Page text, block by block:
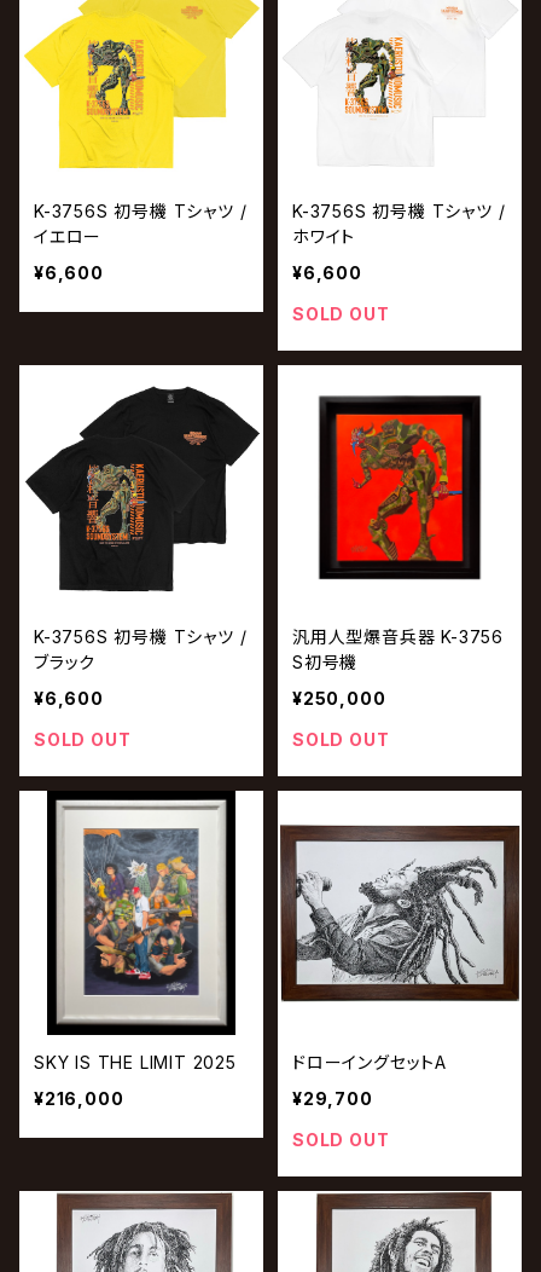
K-3756S 初号機 Tシャツ /
イエロー
¥6,600
K-3756S 初号機 Tシャツ /
ホワイト
¥6,600
SOLD OUT
K-3756S 初号機 Tシャツ /
ブラック
¥6,600
SOLD OUT
汎用人型爆音兵器 K-3756
S初号機
¥250,000
SOLD OUT
SKY IS THE LIMIT 2025
¥216,000
ドローイングセットA
¥29,700
SOLD OUT